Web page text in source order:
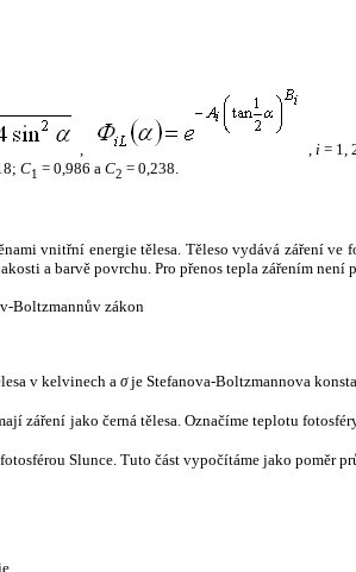
, , i = 1,
C1 = 0,986 a C2 = 0,238.
vnitřní energie tělesa. Těleso vydává záření
a barvě povrchu. Pro přenos tepla zářením
Boltzmannův zákon
v kelvinech aσje Stefanova-Boltzmannova
záření jako černá tělesa. Označíme teplotu
Slunce. Tuto část vypočítáme jako poměr